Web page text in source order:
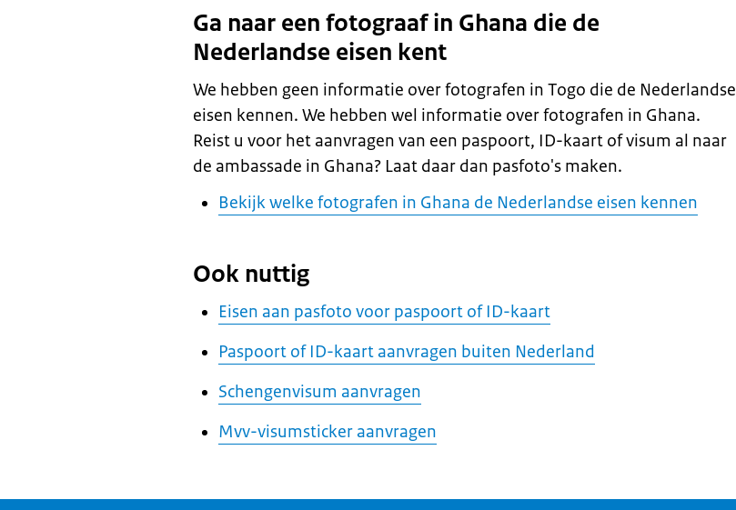
Ga naar een fotograaf in Ghana die de
Nederlandse eisen kent
We hebben geen informatie over fotografen in Togo die de Nederlandse
eisen kennen. We hebben wel informatie over fotografen in Ghana.
Reist u voor het aanvragen van een paspoort, ID-kaart of visum al naar
de ambassade in Ghana? Laat daar dan pasfoto's maken.
Bekijk welke fotografen in Ghana de Nederlandse eisen kennen
Ook nuttig
Eisen aan pasfoto voor paspoort of ID-kaart
Paspoort of ID-kaart aanvragen buiten Nederland
Schengenvisum aanvragen
Mvv-visumsticker aanvragen